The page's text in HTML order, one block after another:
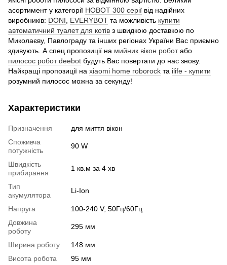
асортимент у категорії HOBOT 300 серії від надійних
виробників: DONI EVERYBOT та можливість купити
автоматичний туалет для котів з швидкою доставкою по
Миколаєву, Павлограду та інших регіонах України Вас приємно
здивують. А спец.пропозиції на мийник вікон роботабо
пилосос робот deebot будуть Вас повертати до нас знову.
Найкращі пропозиції на xiaomi home roborock та ilife - купити
розумний пилосос можна за секунду!
Характеристики
Призначення
для миття вікон
Споживча
потужність
90 W
Швидкість
прибирання
1 кв.м за 4 хв
Тип
акумулятора
Li-Ion
Напруга
100-240 V, 50Гц/60Гц
Довжина
роботу
295 мм
Ширина роботу
148 мм
Висота робота
95 мм